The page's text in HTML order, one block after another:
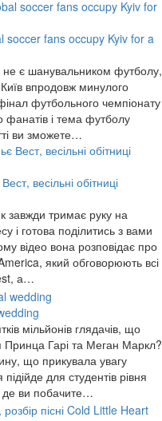
soccer fans occupy Kyiv for a
не є шанувальником футболу,
впродовж минулого
футбольного чемпіонату
фанатів і тема футболу
ви зможете…
весільні обітниці
завжди тримає руку на
і готова поділитись з вами
відео вона розповідає про
який обговорюють всі
а…
мільйонів глядачів, що
Принца Гарі та Меган Маркл?
що прикувала увагу
для студентів рівня
де ви побачите…